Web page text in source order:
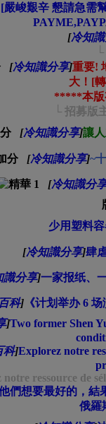
[嚴峻艱辛 懇請急需
[冷知
[冷知識分享]重要!
大！[
*****本版
└ 招募版
[冷知識分享]讓
[冷知識分享]~
[冷知識分
少用塑料
[冷知識分享]肆
識分享]一家报纸、
科]《计划举办 6
]Two former Shen
科]Explorez notre
notre ressource de
們想要最好的，結
俄羅